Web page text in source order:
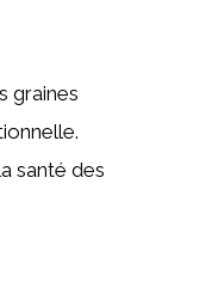
graines
santé des